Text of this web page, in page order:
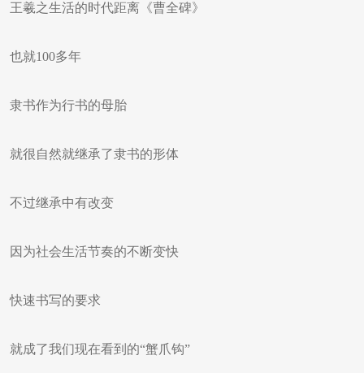
王羲之生活的时代距离《曹全碑》
也就100多年
隶书作为行书的母胎
就很自然就继承了隶书的形体
不过继承中有改变
因为社会生活节奏的不断变快
快速书写的要求
就成了我们现在看到的“蟹爪钩”